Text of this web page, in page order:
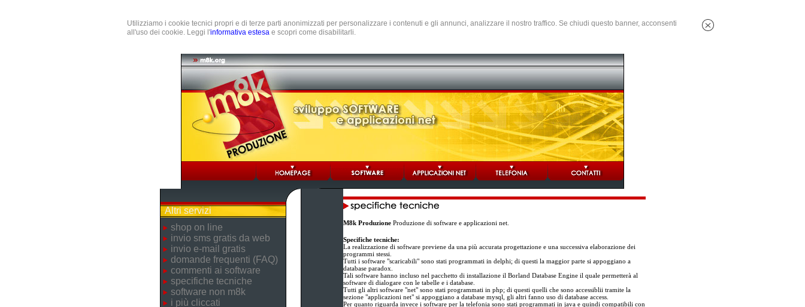
Utilizziamo i cookie tecnici propri e di terze parti anonimizzati per personalizzare i contenuti e gli annunci, analizzare il nostro traffico. Se chiudi questo banner, acconsenti
all'uso dei cookie. Leggi l'informativa estesa e scopri come disabilitarli.
Altri servizi
shop on line
invio sms gratis da web
invio e-mail gratis
domande frequenti (FAQ)
commenti ai software
specifiche tecniche
software non m8k
i più cliccati
M8k ProduzioneProduzione di software e applicazioni net.
Specifiche tecniche:
La realizzazione di software previene da una più accurata progettazione e una successiva elaborazione dei
programmi stessi.
Tutti i software "scaricabili" sono stati programmati in delphi; di questi la maggior parte si appoggiano a
database paradox.
Tali software hanno incluso nel pacchetto di installazione il Borland Database Engine il quale permetterà al
software di dialogare con le tabelle e i database.
Tutti gli altri software "net" sono stati programmati in php; di questi quelli che sono accessiblii tramite la
sezione "applicazioni net" si appoggiano a database mysql, gli altri fanno uso di database access.
Per quanto riguarda invece i software per la telefonia sono stati programmati in java e quindi compatibili con